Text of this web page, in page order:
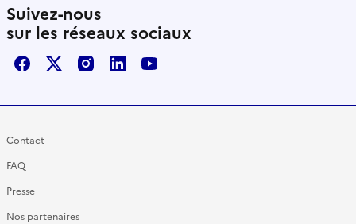
Suivez-nous
sur les réseaux sociaux
FacebookX / TwitterInstagram
LinkedInYoutube
Contact
FAQ
Presse
Nos partenaires